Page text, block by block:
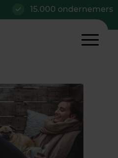
15.000 ondernemers